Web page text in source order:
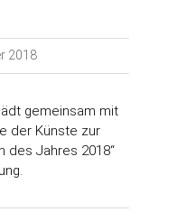
2018
gemeinsam mit
der Künste zur
des Jahres 2018“